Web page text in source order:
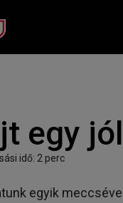
egy
idő: 2 perc
egyik